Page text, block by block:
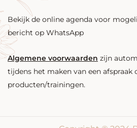
Bekijk de online agenda voor
bericht op WhatsApp
Algemene voorwaarden zijn
tijdens het maken van een afspraak
producten/trainingen.